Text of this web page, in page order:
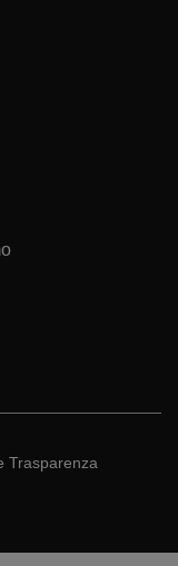
Trasparenza